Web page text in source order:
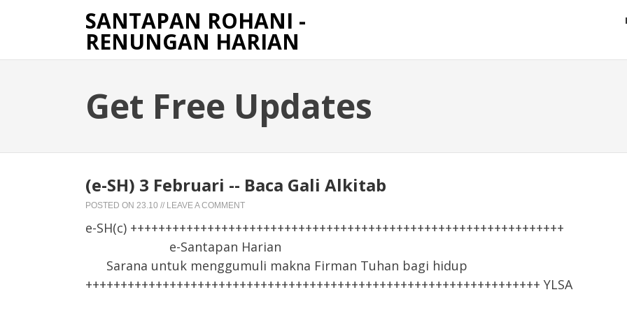
SANTAPAN ROHANI -
RENUNGAN HARIAN
Get Free Updates
(e-SH) 3 Februari -- Baca Gali Alkitab
POSTED ON 23.10 // LEAVE A COMMENT
e-SH(c) ++++++++++++++++++++++++++++++++++++++++++++++++++++++++++++++
e-Santapan Harian
Sarana untuk menggumuli makna Firman Tuhan bagi hidup
+++++++++++++++++++++++++++++++++++++++++++++++++++++++++++++++++ YLSA